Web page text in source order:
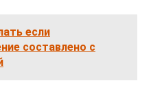
если
составлено с